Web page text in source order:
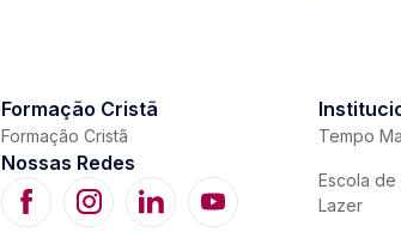
Formação Cristã
Formação Cristã
Nossas Redes
Tempo
Escola de
Lazer